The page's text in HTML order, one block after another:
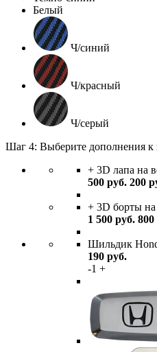
Белый
Ч/синий
Ч/красный
Ч/серый
Шаг 4: Выберите дополнения к
+ 3D лапа на
500 руб. 200
+ 3D борты на
1 500 руб. 800
Шильдик
190 руб.
-1 +